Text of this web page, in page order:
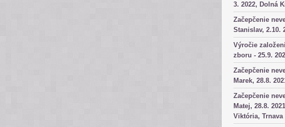
3. 2022, Dolná
Začepčenie
Stanislav, 2.10.
Výročie
zboru - 25.9.
Začepčenie
Marek, 28.8.
Začepčenie
Matej, 28.8.
Viktória, Trnava